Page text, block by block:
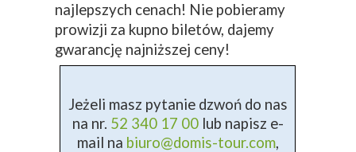
najlepszych cenach! Nie pobieramy
prowizji za kupno biletów, dajemy
gwarancję najniższej ceny!
Jeżeli masz pytanie dzwoń do nas
na nr. 52 340 17 00lub napisz e-
mail na biuro@domis-tour.com,